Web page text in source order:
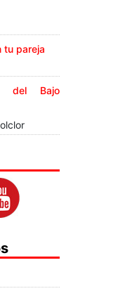
tu pareja
del Bajo